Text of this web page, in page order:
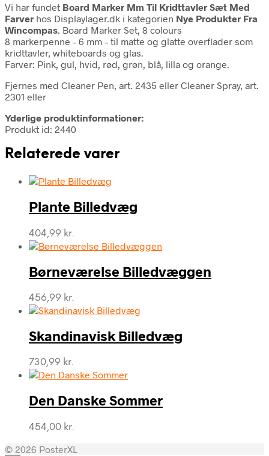
Vi har fundet Board Marker Mm Til Kridttavler Sæt Med
Farver hos Displaylager.dk i kategorien Nye Produkter Fra
Wincompas. Board Marker Set, 8 colours
8 markerpenne – 6 mm – til matte og glatte overflader som
kridttavler, whiteboards og glas.
Farver: Pink, gul, hvid, rød, grøn, blå, lilla og orange.
Fjernes med Cleaner Pen, art. 2435 eller Cleaner Spray, art.
2301 eller
Yderlige produktinformationer:
Produkt id: 2440
Relaterede varer
Plante Billedvæg
404,99 kr.
Børneværelse Billedvæggen
456,99 kr.
Skandinavisk Billedvæg
730,99 kr.
Den Danske Sommer
454,00 kr.
© 2026 PosterXL